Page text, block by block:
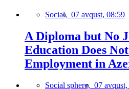
Social, 07 avqust, 08:59
A Diploma but No
Education Does
Employment in
Social sphere, 07